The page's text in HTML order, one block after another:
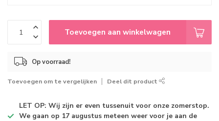
Toevoegen aan winkelwagen
Op voorraad!
Toevoegen om te vergelijken Deel dit product
LET OP: Wij zijn er even tussenuit voor onze zomerstop.
We gaan op 17 augustus meteen weer voor je aan de